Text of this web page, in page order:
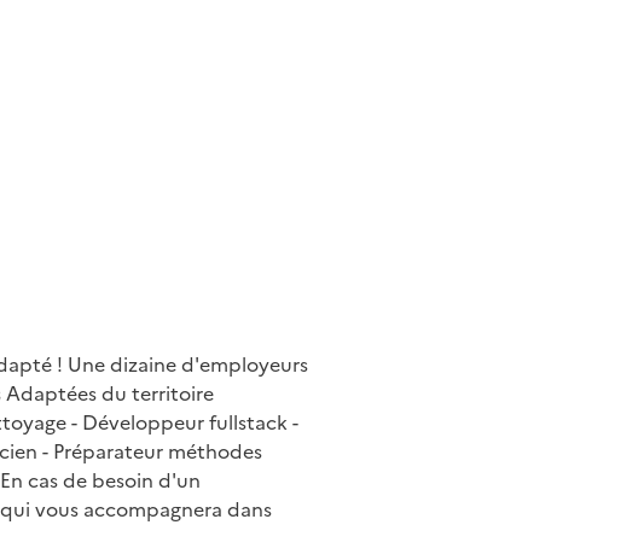
! Une dizaine d'employeurs
Adaptées du territoire
- Développeur fullstack -
- Préparateur méthodes
cas de besoin d'un
vous accompagnera dans